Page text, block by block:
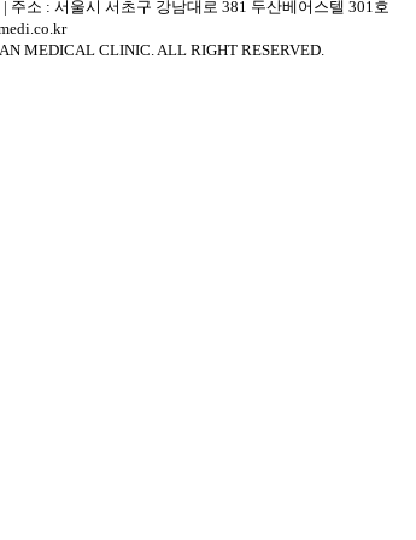
주소 : 서울시 서초구 강남대로 381 두산베어스텔 301호
MEDICAL CLINIC. ALL RIGHT RESERVED.